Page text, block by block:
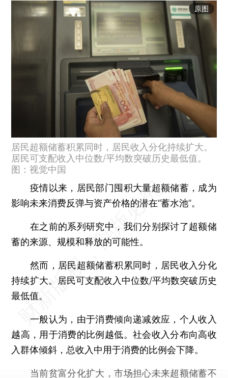
原图
居民超额储蓄积累同时，居民收入分化持续扩大。
居民可支配收入中位数/平均数突破历史最低值。
图：视觉中国
疫情以来，居民部门囤积大量超额储蓄，成为
影响未来消费反弹与资产价格的潜在“蓄水池”。
在之前的系列研究中，我们分别探讨了超额储
蓄的来源、规模和释放的可能性。
然而，居民超额储蓄积累同时，居民收入分化
持续扩大。居民可支配收入中位数/平均数突破历史
最低值。
一般认为，由于消费倾向递减效应，个人收入
越高，用于消费的比例越低。社会收入分布向高收
入群体倾斜，总收入中用于消费的比例会下降。
当前贫富分化扩大，市场担心未来超额储蓄不